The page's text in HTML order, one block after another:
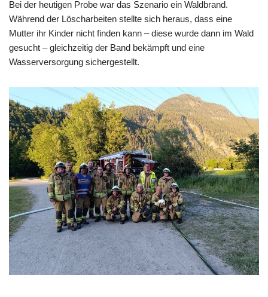
Bei der heutigen Probe war das Szenario ein Waldbrand.
Während der Löscharbeiten stellte sich heraus, dass eine
Mutter ihr Kinder nicht finden kann – diese wurde dann im Wald
gesucht – gleichzeitig der Band bekämpft und eine
Wasserversorgung sichergestellt.